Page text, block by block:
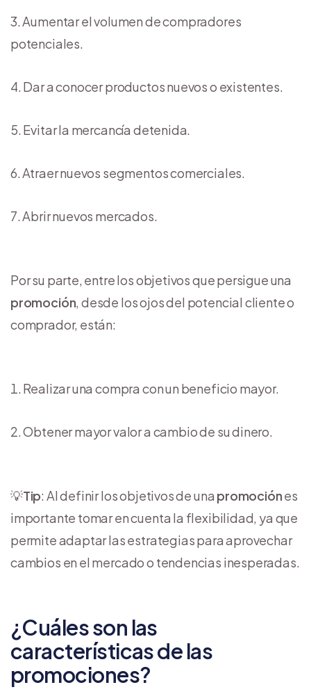
Aumentar el volumen de compradores
potenciales.
Dar a conocer productos nuevos o existentes.
Evitar la mercancía detenida.
Atraer nuevos segmentos comerciales.
Abrir nuevos mercados.
Por su parte, entre los objetivos que persigue una
promoción, desde los ojos del potencial cliente o
comprador, están:
Realizar una compra con un beneficio mayor.
Obtener mayor valor a cambio de su dinero.
💡Tip: Al definir los objetivos de una promociónes
importante tomar en cuenta la flexibilidad, ya que
permite adaptar las estrategias para aprovechar
cambios en el mercado o tendencias inesperadas.
¿Cuáles son las
características de las
promociones?